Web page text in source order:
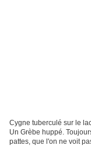
Cygne tuberculé sur le
Un Grèbe huppé.
pattes, que l'on ne voit